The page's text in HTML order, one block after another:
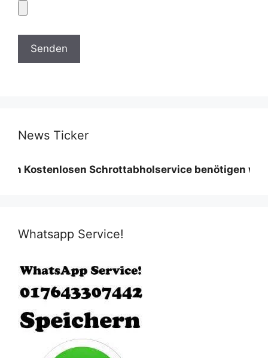
News Ticker
Schrottabholservice benötigen wir eine
Whatsapp Service!